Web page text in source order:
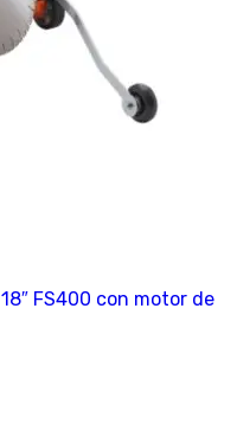
FS400 con motor de